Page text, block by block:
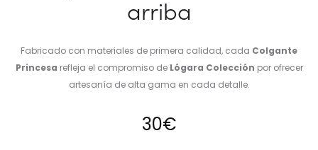
arriba
Fabricado con materiales de primera calidad, cada Colgante
Princesa refleja el compromiso de Lógara Colección por ofrecer
artesanía de alta gama en cada detalle.
30€